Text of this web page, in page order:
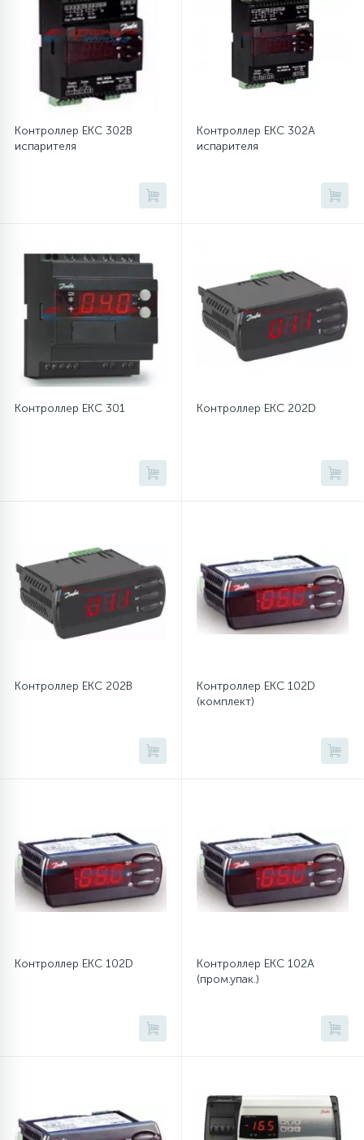
Шкивы барабана
Шланги залива
Щетки двигателя
20
Электронные модули
Контроллер EKC 302B
испарителя
Контроллер EKC 302A
испарителя
Контроллер EKC 301 Контроллер EKC 202D
Контроллер EKC 202B
Контроллер EKC 102D
(комплект)
Контроллер EKC 102D
Контроллер EKC 102A
(пром.упак.)